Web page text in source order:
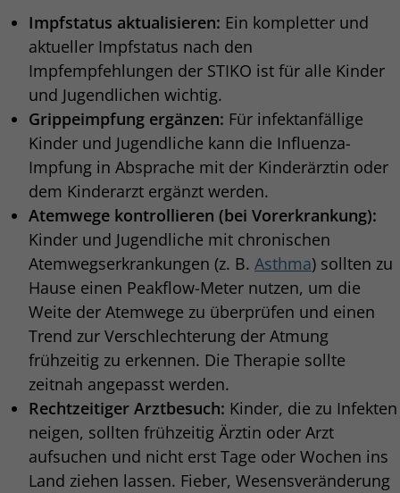
Impfstatus aktualisieren: Ein kompletter und
aktueller Impfstatus nach den
Impfempfehlungen der STIKO ist für alle Kinder
und Jugendlichen wichtig.
Grippeimpfung ergänzen: Für infektanfällige
Kinder und Jugendliche kann die Influenza-
Impfung in Absprache mit der Kinderärztin oder
dem Kinderarzt ergänzt werden.
Atemwege kontrollieren (bei Vorerkrankung):
Kinder und Jugendliche mit chronischen
Atemwegserkrankungen (z. B. Asthma) sollten zu
Hause einen Peakflow-Meter nutzen, um die
Weite der Atemwege zu überprüfen und einen
Trend zur Verschlechterung der Atmung
frühzeitig zu erkennen. Die Therapie sollte
zeitnah angepasst werden.
Rechtzeitiger Arztbesuch: Kinder, die zu Infekten
neigen, sollten frühzeitig Ärztin oder Arzt
aufsuchen und nicht erst Tage oder Wochen ins
Land ziehen lassen. Fieber, Wesensveränderung